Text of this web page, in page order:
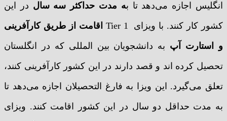
انگلیس اجازه می‌دهد تا به مدت حداکثر سه سال در این
کشور کار کنند. با ویزای Tier 1
اقامت از طریق کارآفرینی
و استارت آپ به دانشجویان بین المللی که در انگلستان
تحصیل کرده اند و قصد دارند در این کشور کارآفرینی کنند،
تعلق می‌گیرد. این ویزا به فارغ التحصیلان اجازه می‌دهد تا
به مدت حداقل دو سال در این کشور اقامت کنند. ویزای